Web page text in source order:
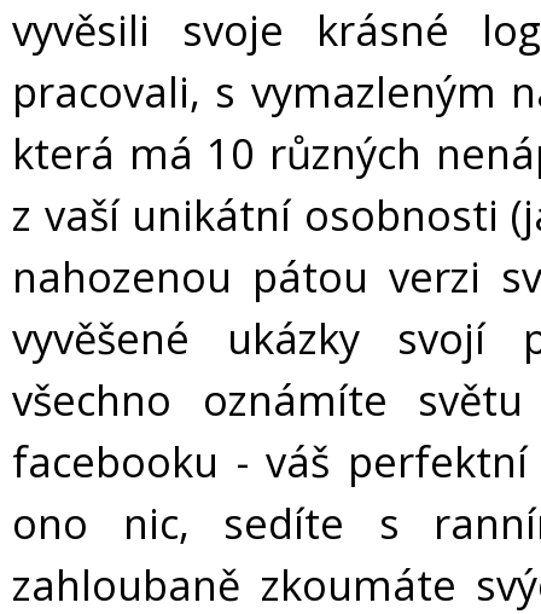
vyvěsili svoje krásné
pracovali, s vymazleným
která má 10 různých
z vaší unikátní osobnosti
nahozenou pátou verzi
vyvěšené ukázky svojí
všechno oznámíte
facebooku - váš
ono nic, sedíte s
zahloubaně zkoumáte